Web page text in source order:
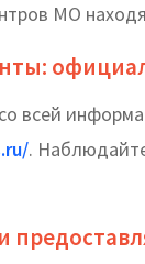
МО
всей
.